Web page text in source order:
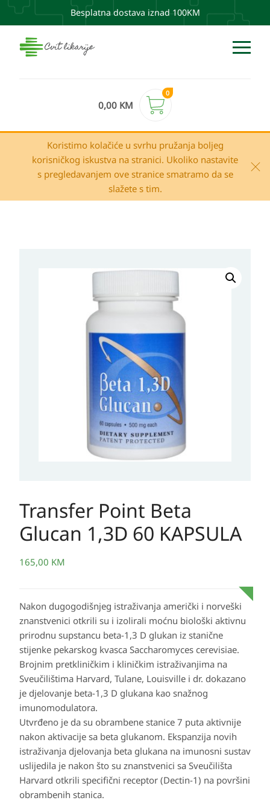
Besplatna dostava iznad 100KM
0,00 KM
0
Koristimo kolačiće u svrhu pružanja boljeg
korisničkog iskustva na stranici. Ukoliko nastavite
s pregledavanjem ove stranice smatramo da se
slažete s tim.
Transfer Point Beta
Glucan 1,3D 60 KAPSULA
165,00 KM
Nakon dugogodišnjeg istraživanja američki i norveški
znanstvenici otkrili su i izolirali moćnu biološki aktivnu
prirodnu supstancu beta-1,3 D glukan iz stanične
stijenke pekarskog kvasca Saccharomyces cerevisiae.
Brojnim pretkliničkim i kliničkim istraživanjima na
Sveučilištima Harvard, Tulane, Louisville i dr. dokazano
je djelovanje beta-1,3 D glukana kao snažnog
imunomodulatora.
Utvrđeno je da su obrambene stanice 7 puta aktivnije
nakon aktivacije sa beta glukanom. Ekspanzija novih
istraživanja djelovanja beta glukana na imunosni sustav
uslijedila je nakon što su znanstvenici sa Sveučilišta
Harvard otkrili specifični receptor (Dectin-1) na površini
obrambenih stanica.